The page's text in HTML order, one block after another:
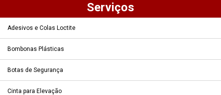
Serviços
Adesivos e Colas Loctite
Bombonas Plásticas
Botas de Segurança
Cinta para Elevação